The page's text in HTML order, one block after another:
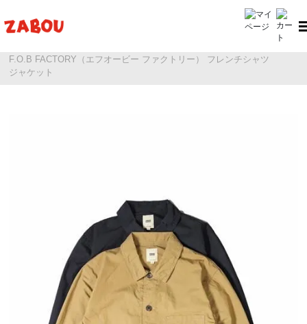
F.O.B FACTORY（エフオービー ファクトリー） フレンチシャツ
ジャケット